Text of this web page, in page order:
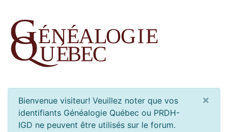
Bienvenue visiteur! Veuillez noter que vos
identifiants Généalogie Québec ou PRDH-
IGD ne peuvent être utilisés sur le forum.
×